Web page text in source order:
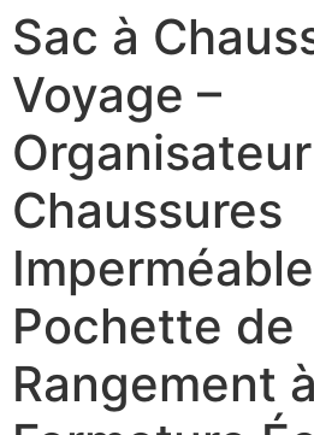
Sac à
Voyage –
Chaussures
Pochette de
Rangement à